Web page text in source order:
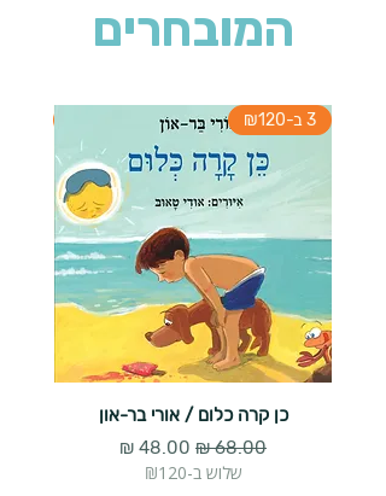
המובחרים
3 ב-₪120
כן קרה כלום / אורי בר-און
מחיר רגיל מחיר מבצע
שלוש ב-₪120